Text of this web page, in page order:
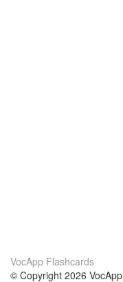
VocApp Flashcards
© Copyright 2026 VocApp